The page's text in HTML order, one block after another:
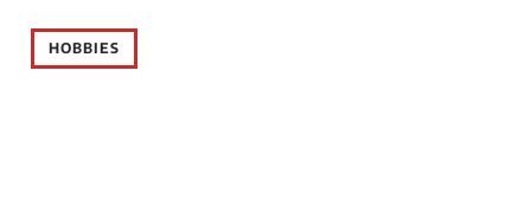
HOBBIES